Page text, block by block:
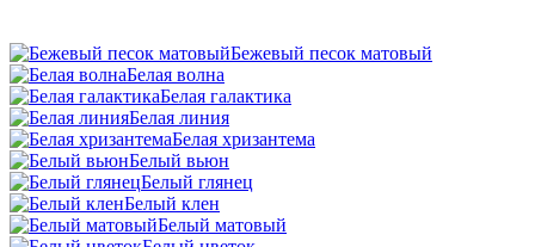
Бежевый песок матовый
Белая волна
Белая галактика
Белая линия
Белая хризантема
Белый вьюн
Белый глянец
Белый клен
Белый матовый